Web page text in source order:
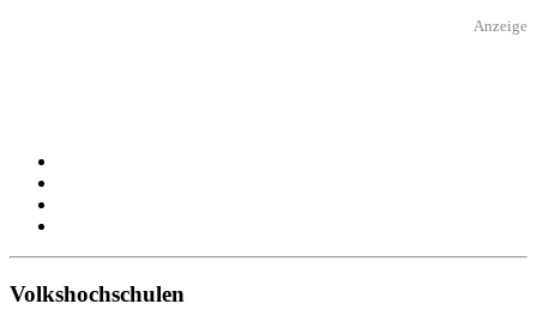
Anzeige
Volkshochschulen